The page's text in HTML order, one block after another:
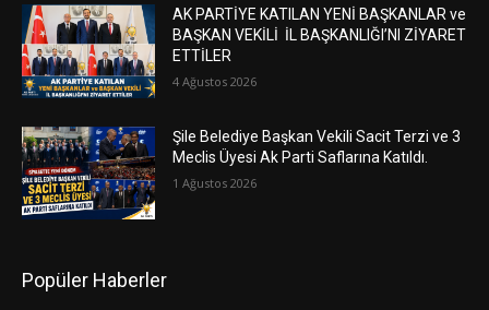
AK PARTİYE KATILAN YENİ BAŞKANLAR ve
BAŞKAN VEKİLİ İL BAŞKANLIĞI’NI ZİYARET
ETTİLER
4 Ağustos 2026
Şile Belediye Başkan Vekili Sacit Terzi ve 3
Meclis Üyesi Ak Parti Saflarına Katıldı.
1 Ağustos 2026
Popüler Haberler